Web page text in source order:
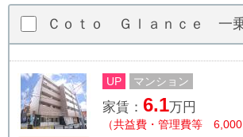
Ｃｏｔｏ Ｇｌａｎｃｅ 一
UP マンション
家賃： 6.1万円
（共益費・管理費等 6,000